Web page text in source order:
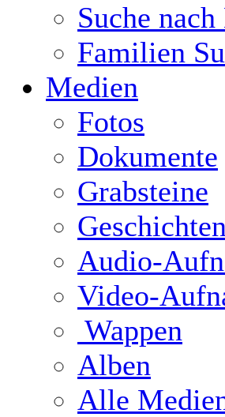
Suche
Familien
Medien
Fotos
Dokumente
Grabsteine
Geschichten
Audio-
Video-
Wappen
Alben
Alle